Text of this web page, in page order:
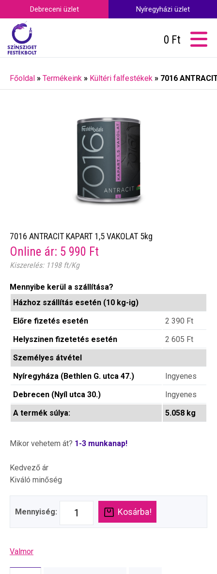
Debreceni üzlet Nyíregyházi üzlet
0 Ft
Főoldal » Termékeink » Kültéri falfestékek » 7016
7016 ANTRACIT KAPART 1,5 VAKOLAT 5kg
Online ár: 5 990 Ft
Kiszerelés: 1198 ft/Kg
Mennyibe kerül a szállítása?
Házhoz szállítás esetén (10 kg-ig)
Előre fizetés esetén
2 390 Ft
Helyszinen fizetetés esetén
2 605 Ft
Személyes átvétel
Nyíregyháza (Bethlen G. utca 47.)
Ingyenes
Debrecen (Nyíl utca 30.)
Ingyenes
A termék súlya:
5.058 kg
Mikor vehetem át? 1-3 munkanap!
Kedvező ár
Kiváló minőség
Mennyiség: Kosárba!
Valmor